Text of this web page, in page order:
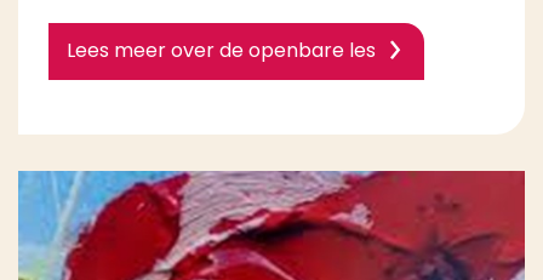
Lees meer over de openbare les